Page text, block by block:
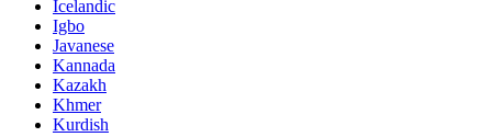
Icelandic
Igbo
Javanese
Kannada
Kazakh
Khmer
Kurdish